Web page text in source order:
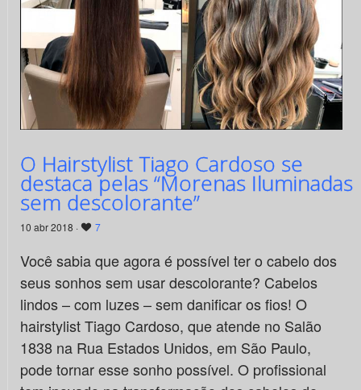
O Hairstylist Tiago Cardoso se
destaca pelas “Morenas Iluminadas
sem descolorante”
10 abr 2018 · 7
Você sabia que agora é possível ter o cabelo dos
seus sonhos sem usar descolorante? Cabelos
lindos – com luzes – sem danificar os fios! O
hairstylist Tiago Cardoso, que atende no Salão
1838 na Rua Estados Unidos, em São Paulo,
pode tornar esse sonho possível. O profissional